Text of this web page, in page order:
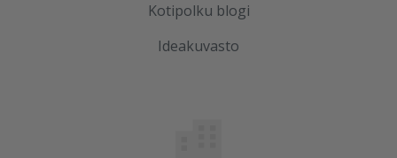
Kotipolku blogi
Ideakuvasto